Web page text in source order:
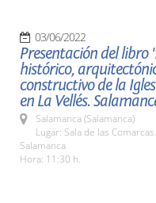
03/06/2022
Presentación del libro
histórico,
constructivo de la
en La Vellés.
Salamanca (Salamanca)
Lugar: Sala de las
Salamanca
Hora: 11:30 h.